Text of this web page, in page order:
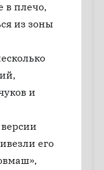
в плечо,
из зоны
и
его